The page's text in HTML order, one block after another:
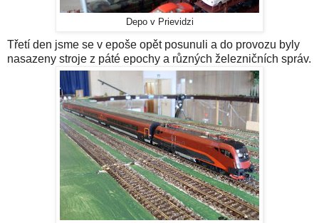
Depo v Prievidzi
Třetí den jsme se v epoše opět posunuli a do provozu byly
nasazeny stroje z páté epochy a různých železničních správ.